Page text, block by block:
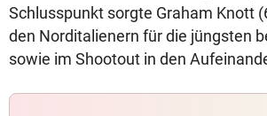
Schlusspunkt sorgte Graham Knott
den Norditalienern für die jüngsten
sowie im Shootout in den